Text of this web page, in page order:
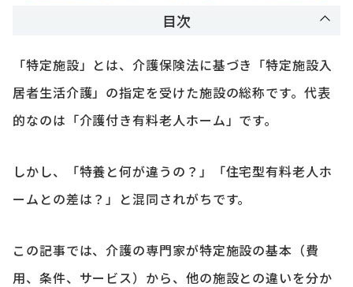
目次
「特定施設」とは、介護保険法に基づき「特定施設入
居者生活介護」の指定を受けた施設の総称です。代表
的なのは「介護付き有料老人ホーム」です。
しかし、「特養と何が違うの？」「住宅型有料老人ホ
ームとの差は？」と混同されがちです。
この記事では、介護の専門家が特定施設の基本（費
用、条件、サービス）から、他の施設との違いを分か